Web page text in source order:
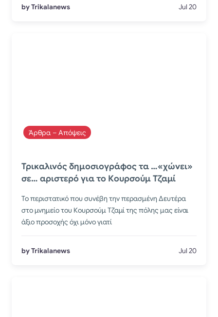
by Trikalanews Jul 20
Άρθρα – Απόψεις
Τρικαλινός δημοσιογράφος τα …«χώνει»
σε… αριστερό για το Κουρσούμ Τζαμί
Το περιστατικό που συνέβη την περασμένη Δευτέρα
στο μνημείο του Κουρσούμ Τζαμί της πόλης μας είναι
άξιο προσοχής όχι μόνο γιατί
by Trikalanews Jul 20